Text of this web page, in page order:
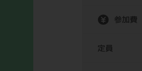
参加費
定員